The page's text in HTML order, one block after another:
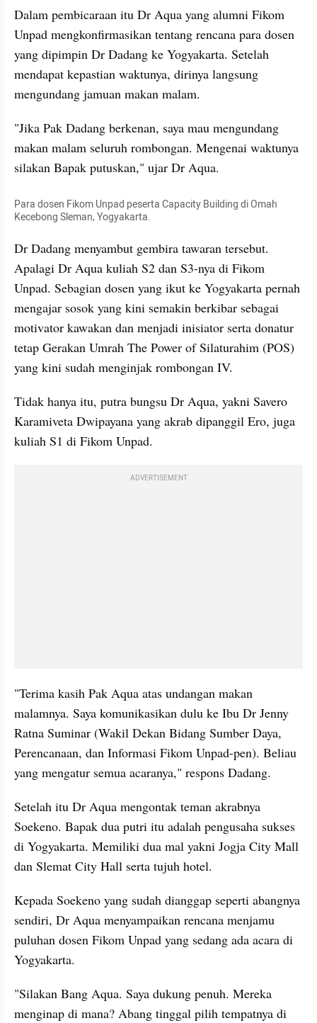
Dalam pembicaraan itu Dr Aqua yang alumni Fikom
Unpad mengkonfirmasikan tentang rencana para dosen
yang dipimpin Dr Dadang ke Yogyakarta. Setelah
mendapat kepastian waktunya, dirinya langsung
mengundang jamuan makan malam.
"Jika Pak Dadang berkenan, saya mau mengundang
makan malam seluruh rombongan. Mengenai waktunya
silakan Bapak putuskan," ujar Dr Aqua.
Para dosen Fikom Unpad peserta Capacity Building di Omah
Kecebong Sleman, Yogyakarta.
Dr Dadang menyambut gembira tawaran tersebut.
Apalagi Dr Aqua kuliah S2 dan S3-nya di Fikom
Unpad. Sebagian dosen yang ikut ke Yogyakarta pernah
mengajar sosok yang kini semakin berkibar sebagai
motivator kawakan dan menjadi inisiator serta donatur
tetap Gerakan Umrah The Power of Silaturahim (POS)
yang kini sudah menginjak rombongan IV.
Tidak hanya itu, putra bungsu Dr Aqua, yakni Savero
Karamiveta Dwipayana yang akrab dipanggil Ero, juga
kuliah S1 di Fikom Unpad.
ADVERTISEMENT
"Terima kasih Pak Aqua atas undangan makan
malamnya. Saya komunikasikan dulu ke Ibu Dr Jenny
Ratna Suminar (Wakil Dekan Bidang Sumber Daya,
Perencanaan, dan Informasi Fikom Unpad-pen). Beliau
yang mengatur semua acaranya," respons Dadang.
Setelah itu Dr Aqua mengontak teman akrabnya
Soekeno. Bapak dua putri itu adalah pengusaha sukses
di Yogyakarta. Memiliki dua mal yakni Jogja City Mall
dan Slemat City Hall serta tujuh hotel.
Kepada Soekeno yang sudah dianggap seperti abangnya
sendiri, Dr Aqua menyampaikan rencana menjamu
puluhan dosen Fikom Unpad yang sedang ada acara di
Yogyakarta.
"Silakan Bang Aqua. Saya dukung penuh. Mereka
menginap di mana? Abang tinggal pilih tempatnya di